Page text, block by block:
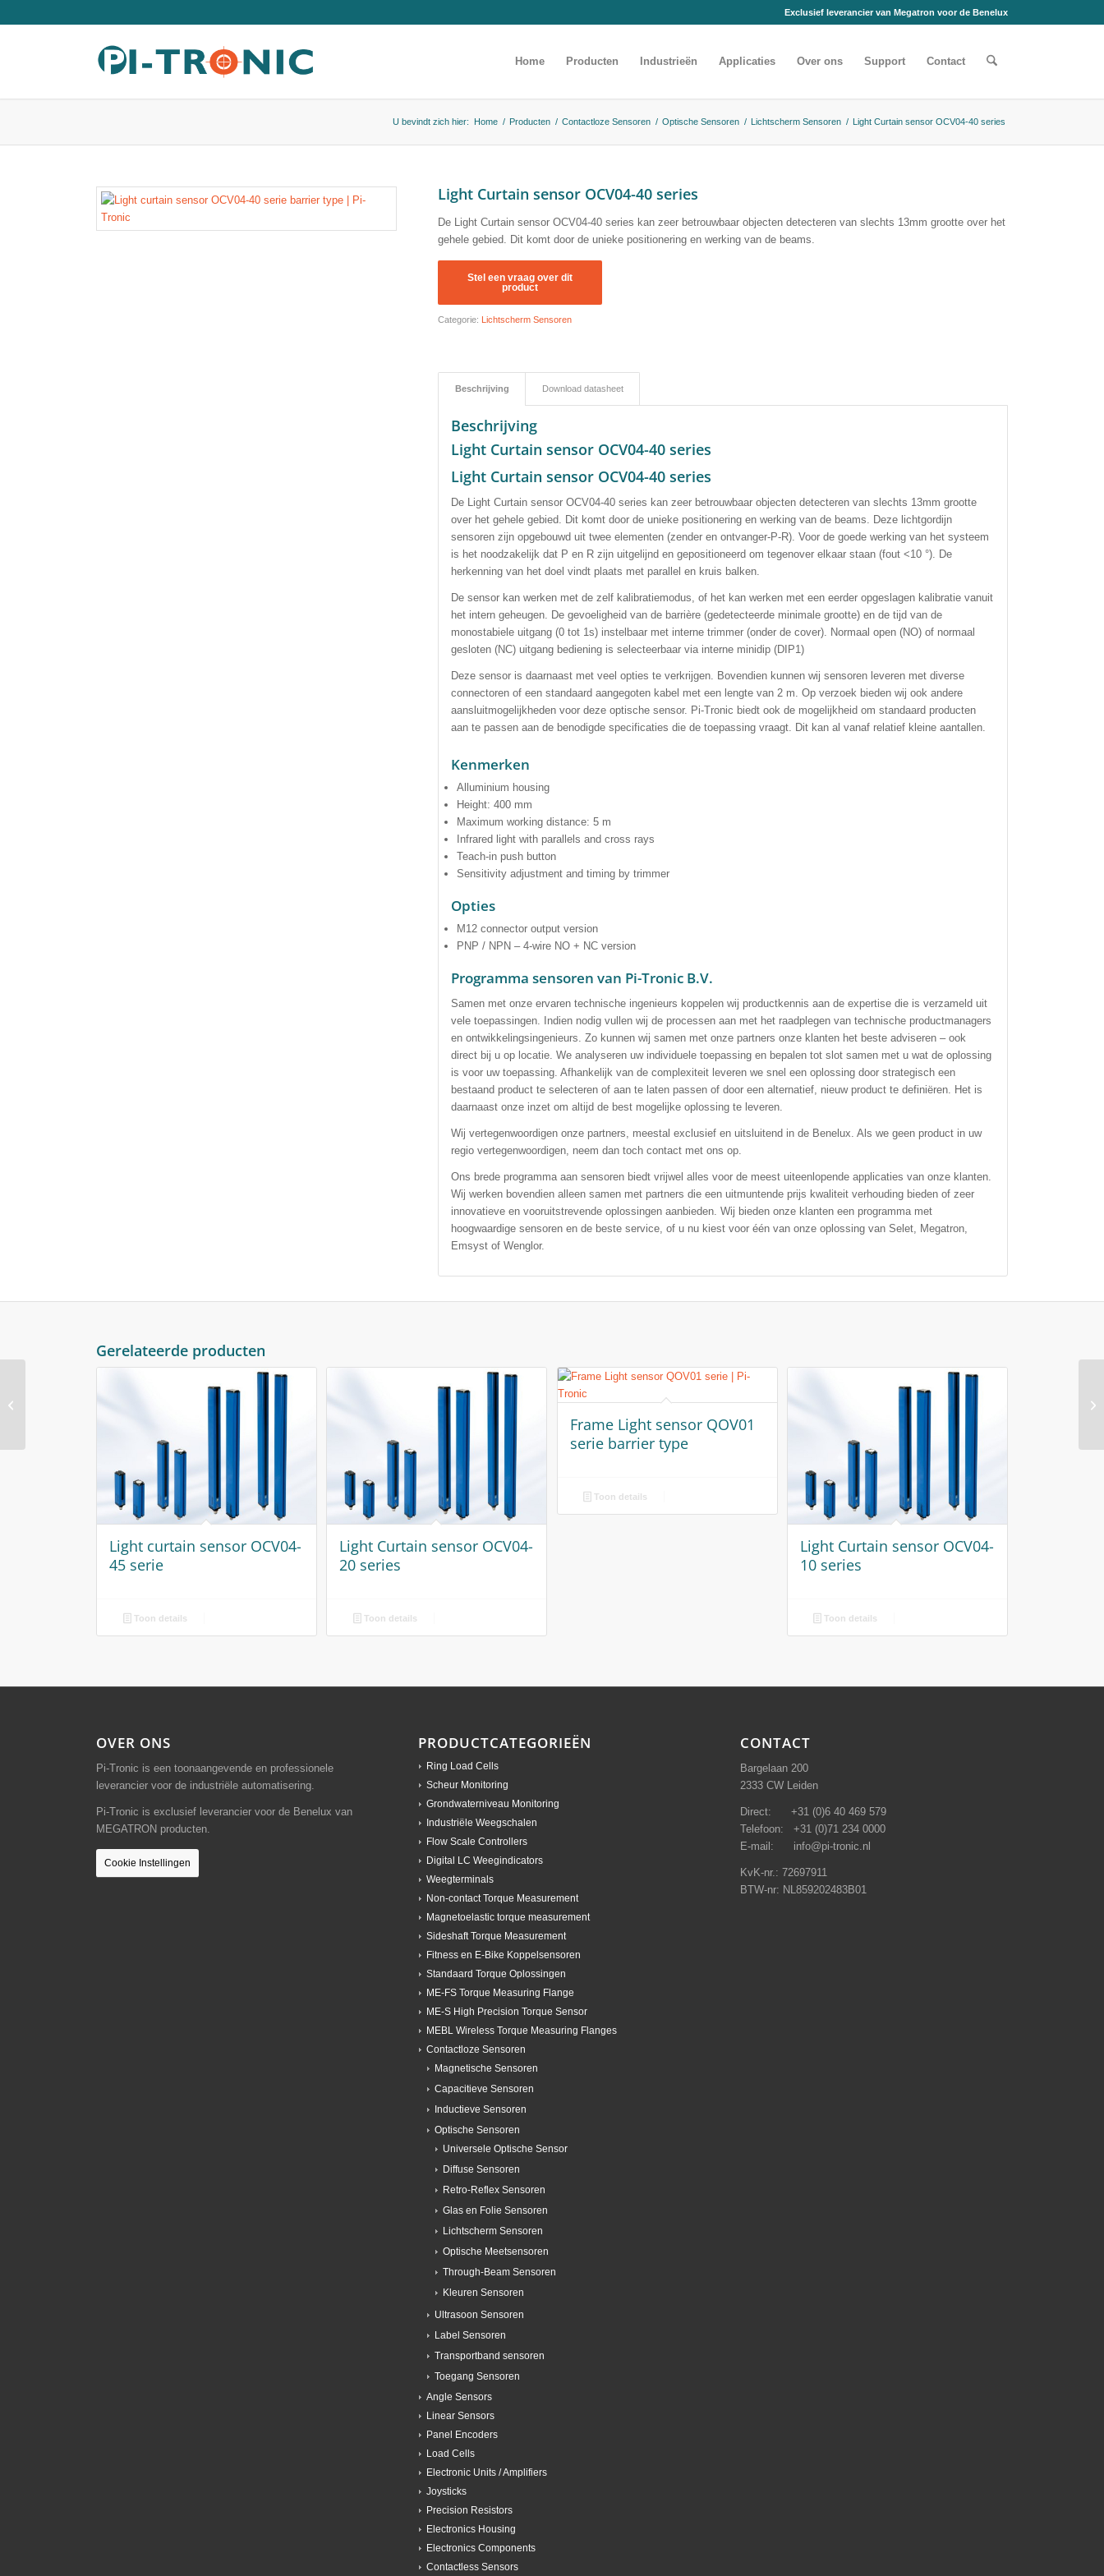
Exclusief leverancier van Megatron voor de Benelux
Home Producten Industrieën Applicaties Over ons Support Contact
U bevindt zich hier: Home / Producten / Contactloze Sensoren / Optische Sensoren / Lichtscherm Sensoren / Light Curtain sensor OCV04-40 series
Light Curtain sensor OCV04-40 series
De Light Curtain sensor OCV04-40 series kan zeer betrouwbaar objecten detecteren van slechts 13mm grootte over het
gehele gebied. Dit komt door de unieke positionering en werking van de beams.
Categorie: Lichtscherm Sensoren
Beschrijving Download datasheet
Beschrijving
Light Curtain sensor OCV04-40 series
Light Curtain sensor OCV04-40 series
De Light Curtain sensor OCV04-40 series kan zeer betrouwbaar objecten detecteren van slechts 13mm grootte
over het gehele gebied. Dit komt door de unieke positionering en werking van de beams. Deze lichtgordijn
sensoren zijn opgebouwd uit twee elementen (zender en ontvanger-P-R). Voor de goede werking van het systeem
is het noodzakelijk dat P en R zijn uitgelijnd en gepositioneerd om tegenover elkaar staan ​​(fout <10 °). De
herkenning van het doel vindt plaats met parallel en kruis balken.
De sensor kan werken met de zelf kalibratiemodus, of het kan werken met een eerder opgeslagen kalibratie vanuit
het intern geheugen. De gevoeligheid van de barrière (gedetecteerde minimale grootte) en de tijd van de
monostabiele uitgang (0 tot 1s) instelbaar met interne trimmer (onder de cover). Normaal open (NO) of normaal
gesloten (NC) uitgang bediening is selecteerbaar via interne minidip (DIP1)
Deze sensor is daarnaast met veel opties te verkrijgen. Bovendien kunnen wij sensoren leveren met diverse
connectoren of een standaard aangegoten kabel met een lengte van 2 m. Op verzoek bieden wij ook andere
aansluitmogelijkheden voor deze optische sensor. Pi-Tronic biedt ook de mogelijkheid om standaard producten
aan te passen aan de benodigde specificaties die de toepassing vraagt. Dit kan al vanaf relatief kleine aantallen.
Kenmerken
Alluminium housing
Height: 400 mm
Maximum working distance: 5 m
Infrared light with parallels and cross rays
Teach-in push button
Sensitivity adjustment and timing by trimmer
Opties
M12 connector output version
PNP / NPN – 4-wire NO + NC version
Programma sensoren van Pi-Tronic B.V.
Samen met onze ervaren technische ingenieurs koppelen wij productkennis aan de expertise die is verzameld uit
vele toepassingen. Indien nodig vullen wij de processen aan met het raadplegen van technische productmanagers
en ontwikkelingsingenieurs. Zo kunnen wij samen met onze partners onze klanten het beste adviseren – ook
direct bij u op locatie. We analyseren uw individuele toepassing en bepalen tot slot samen met u wat de oplossing
is voor uw toepassing. Afhankelijk van de complexiteit leveren we snel een oplossing door strategisch een
bestaand product te selecteren of aan te laten passen of door een alternatief, nieuw product te definiëren. Het is
daarnaast onze inzet om altijd de best mogelijke oplossing te leveren.
Wij vertegenwoordigen onze partners, meestal exclusief en uitsluitend in de Benelux. Als we geen product in uw
regio vertegenwoordigen, neem dan toch contact met ons op.
Ons brede programma aan sensoren biedt vrijwel alles voor de meest uiteenlopende applicaties van onze klanten.
Wij werken bovendien alleen samen met partners die een uitmuntende prijs kwaliteit verhouding bieden of zeer
innovatieve en vooruitstrevende oplossingen aanbieden. Wij bieden onze klanten een programma met
hoogwaardige sensoren en de beste service, of u nu kiest voor één van onze oplossing van Selet, Megatron,
Emsyst of Wenglor.
Gerelateerde producten
Light curtain sensor OCV04-
45 serie
Toon details
Light Curtain sensor OCV04-
20 series
Toon details
Frame Light sensor QOV01
serie barrier type
Toon details
Light Curtain sensor OCV04-
10 series
Toon details
OVER ONS
Pi-Tronic is een toonaangevende en professionele
leverancier voor de industriële automatisering.
Pi-Tronic is exclusief leverancier voor de Benelux van
MEGATRON producten.
Cookie Instellingen
PRODUCTCATEGORIEËN
Ring Load Cells
Scheur Monitoring
Grondwaterniveau Monitoring
Industriële Weegschalen
Flow Scale Controllers
Digital LC Weegindicators
Weegterminals
Non-contact Torque Measurement
Magnetoelastic torque measurement
Sideshaft Torque Measurement
Fitness en E-Bike Koppelsensoren
Standaard Torque Oplossingen
ME-FS Torque Measuring Flange
ME-S High Precision Torque Sensor
MEBL Wireless Torque Measuring Flanges
Contactloze Sensoren
Magnetische Sensoren
Capacitieve Sensoren
Inductieve Sensoren
Optische Sensoren
Universele Optische Sensor
Diffuse Sensoren
Retro-Reflex Sensoren
Glas en Folie Sensoren
Lichtscherm Sensoren
Optische Meetsensoren
Through-Beam Sensoren
Kleuren Sensoren
Ultrasoon Sensoren
Label Sensoren
Transportband sensoren
Toegang Sensoren
Angle Sensors
Linear Sensors
Panel Encoders
Load Cells
Electronic Units / Amplifiers
Joysticks
Precision Resistors
Electronics Housing
Electronics Components
Contactless Sensors
CONTACT
Bargelaan 200
2333 CW Leiden
Direct: +31 (0)6 40 469 579
Telefoon: +31 (0)71 234 0000
E-mail: info@pi-tronic.nl
KvK-nr.: 72697911
BTW-nr: NL859202483B01
Light Curtain sensor